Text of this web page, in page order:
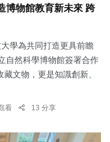
博物館教育新未來 跨
學為共同打造更具前瞻
自然科學博物館簽署合作
文物，更是知識創新、
看 13 分享